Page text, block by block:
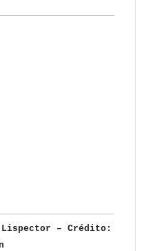
Lispector – Crédito: